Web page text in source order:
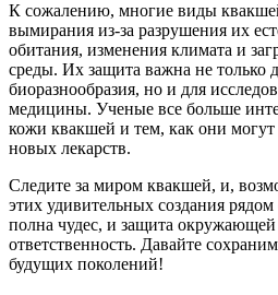
К сожалению, многие виды
вымирания из-за разрушения их
обитания, изменения климата и
среды. Их защита важна не только
биоразнообразия, но и для
медицины. Ученые все больше
кожи квакшей и тем, как они могут
новых лекарств.
Следите за миром квакшей, и,
этих удивительных создания
полна чудес, и защита
ответственность. Давайте
будущих поколений!